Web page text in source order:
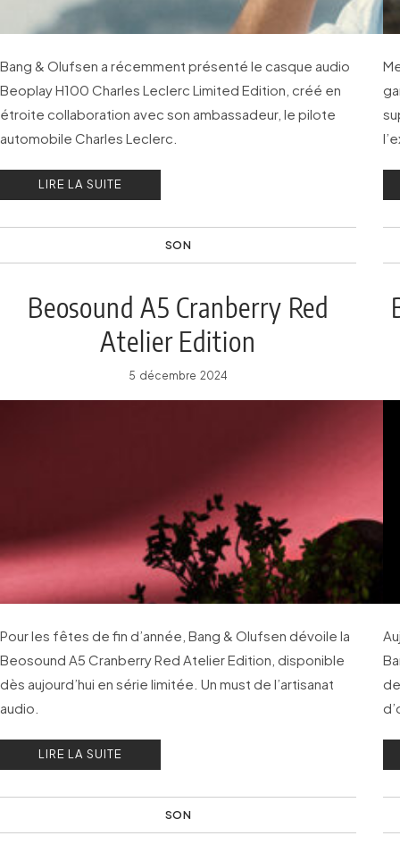
Bang & Olufsen a récemment présenté le casque audio
Beoplay H100 Charles Leclerc Limited Edition, créé en
étroite collaboration avec son ambassadeur, le pilote
automobile Charles Leclerc.
LIRE LA SUITE
SON
Beosound A5 Cranberry Red
Atelier Edition
5 décembre 2024
Pour les fêtes de fin d’année, Bang & Olufsen dévoile la
Beosound A5 Cranberry Red Atelier Edition, disponible
dès aujourd’hui en série limitée. Un must de l’artisanat
audio.
LIRE LA SUITE
SON